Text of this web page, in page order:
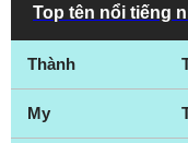
Top tên nổi tiếng
Thành
My